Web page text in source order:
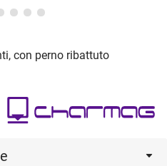
con perno ribattuto